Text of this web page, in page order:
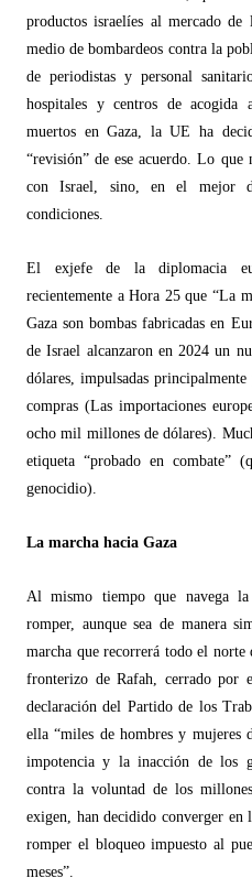
productos israelíes al mercado
medio de bombardeos contra la
de periodistas y personal
hospitales y centros de acogida
muertos en Gaza, la UE ha
“revisión” de ese acuerdo. Lo
con Israel, sino, en el mejor
condiciones.
El exjefe de la diplomacia
recientemente a Hora 25 que “La
Gaza son bombas fabricadas en
de Israel alcanzaron en 2024 un
dólares, impulsadas
compras (Las importaciones
ocho mil millones de dólares).
etiqueta“probado en combate”
genocidio).
La marcha hacia Gaza
Al mismo tiempo que navega
romper, aunque sea de manera
marcha que recorrerá todo el
fronterizo de Rafah, cerrado por
declaración del Partido de los
ella“miles de hombres y mujeres
impotencia y la inacción de los
contra la voluntad de los
exigen, han decidido converger en
romper el bloqueo impuesto al
meses”.